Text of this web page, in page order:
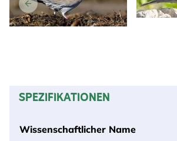
SPEZIFIKATIONEN
Wissenschaftlicher Name